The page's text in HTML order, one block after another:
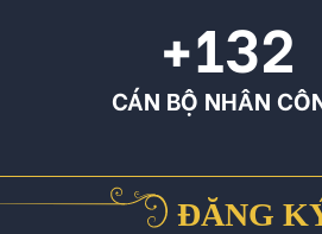
+132
CÁN BỘ NHÂN
ĐĂNG